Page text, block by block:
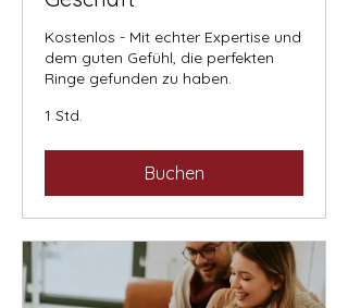
Kostenlos - Mit echter Expertise und
dem guten Gefühl, die perfekten
Ringe gefunden zu haben.
1 Std.
Buchen